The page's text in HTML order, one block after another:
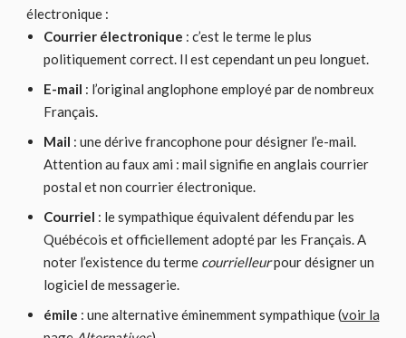
électronique :
Courrier électronique : c’est le terme le plus
politiquement correct. Il est cependant un peu longuet.
E-mail : l’original anglophone employé par de nombreux
Français.
Mail : une dérive francophone pour désigner l’e-mail.
Attention au faux ami : mail signifie en anglais courrier
postal et non courrier électronique.
Courriel : le sympathique équivalent défendu par les
Québécois et officiellement adopté par les Français. A
noter l’existence du terme courrielleurpour désigner un
logiciel de messagerie.
émile : une alternative éminemment sympathique (voir la